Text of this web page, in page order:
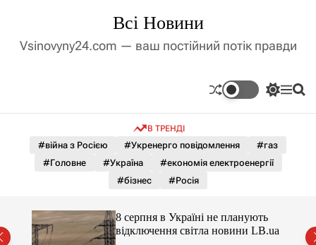
д
у
Всі Новини
Vsinovyny24.com — ваш постійний потік правди
П
м
к
о
л
ь
М П
В ТРЕНДІ
#війна з Росією #Укренерго повідомлення
#газ
#Головне
#Україна
#економія електроенергії
#бізнес
#Росія
8 серпня в Україні не планують
відключення світла новини LB.ua